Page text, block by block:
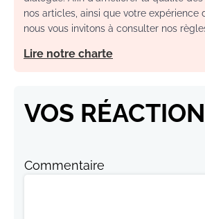
nos articles, ainsi que votre expérience
nous vous invitons à consulter nos
Lire notre charte
VOS
Commentaire